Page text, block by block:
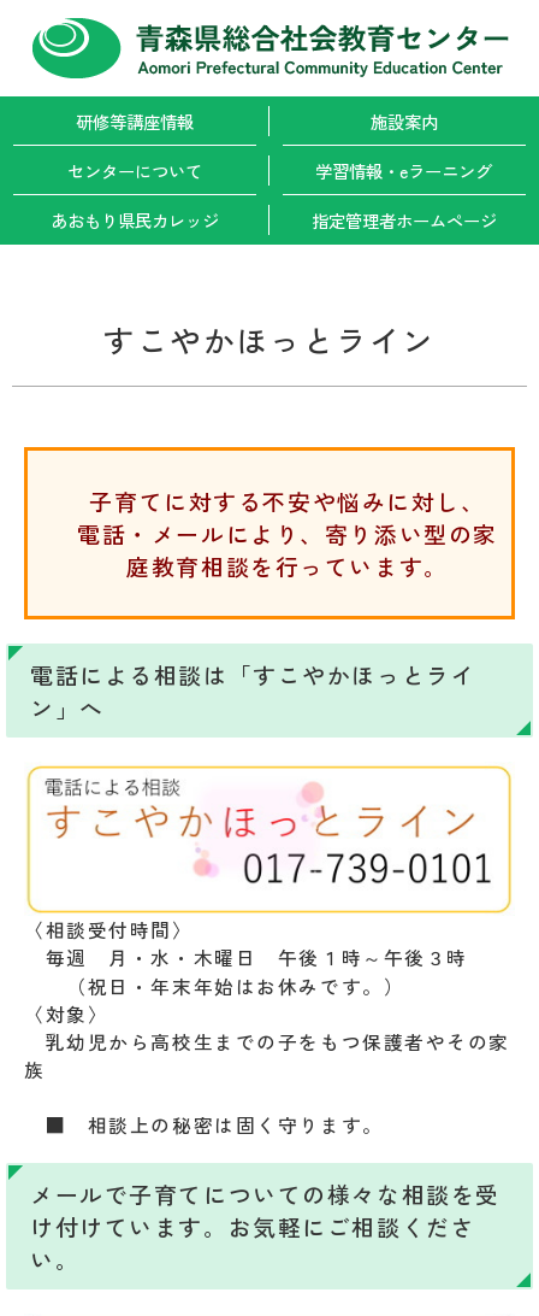
研修等講座情報
施設案内
センターについて
学習情報・ eラーニング
あおもり県民カレッジ
指定管理者ホームページ
すこやかほっとライン
子育てに対する不安や悩みに対し、
電話・メールにより、寄り添い型の家
庭教育相談を行っています。
電話による相談は「すこやかほっとライ
ン」へ
〈相談受付時間〉
毎週 月・水・木曜日 午後１時～午後３時
（祝日・年末年始はお休みです。）
〈対象〉
乳幼児から高校生までの子をもつ保護者やその家
族
■ 相談上の秘密は固く守ります。
メールで子育てについての様々な相談を受
け付けています。お気軽にご相談くださ
い。